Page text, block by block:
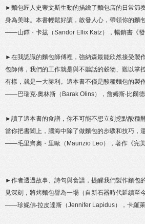
►麵包匠人史蒂文斯生動的描繪了麵包店的日常節
身為美味。本書輕鬆好讀，啟發人心，帶領你的麵
——山鐸・卡茲（Sandor Ellix Katz），暢銷書《
►在我認識的麵包師傅裡，強納森最能欣然接受製
包師傅，我們的工作就是與不聽話的穀物、難以掌
有樣，就是一大勝利。這本書不僅是酸種麵包的
——巴瑞克‧奧林斯（Barak Olins），詹姆斯‧比爾
►讀了這本書的食譜，你不可能不想立刻挖點酸種
當你把書闔上，腦海中除了做麵包的步驟和技巧，
——毛里齊奧・里歐（Maurizio Leo），著作《完
►作者透過故事、詩句與食譜，提醒我們製作麵包
見深刻，將烤麵包譽為一場（自新石器時代延續至
——珍妮佛‧拉皮達斯（Jennifer Lapidus），卡羅